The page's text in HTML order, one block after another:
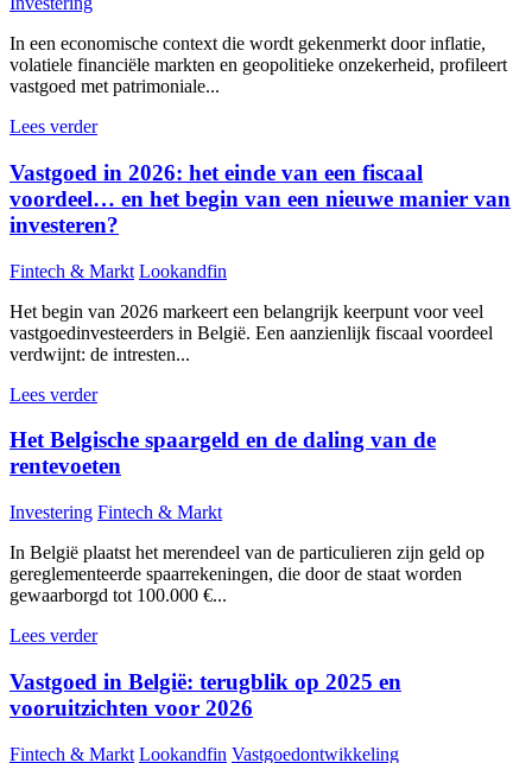
In een economische context die wordt gekenmerkt door inflatie,
volatiele financiële markten en geopolitieke onzekerheid, profileert
vastgoed met patrimoniale...
Lees verder
Vastgoed in 2026: het einde van een fiscaal
voordeel… en het begin van een nieuwe manier van
investeren?
Fintech & Markt Lookandfin
Het begin van 2026 markeert een belangrijk keerpunt voor veel
vastgoedinvesteerders in België. Een aanzienlijk fiscaal voordeel
verdwijnt: de intresten...
Lees verder
Het Belgische spaargeld en de daling van de
rentevoeten
Investering Fintech & Markt
In België plaatst het merendeel van de particulieren zijn geld op
gereglementeerde spaarrekeningen, die door de staat worden
gewaarborgd tot 100.000 €...
Lees verder
Vastgoed in België: terugblik op 2025 en
vooruitzichten voor 2026
Fintech & Markt Lookandfin Vastgoedontwikkeling